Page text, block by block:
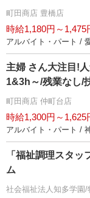
町田商店 豊橋店
時給1,180円～1,475
アルバイト・パート /
主婦 さん大注目!
1&3h～/残業なし/
町田商店 仲町台店
時給1,300円～1,625
アルバイト・パート /
「福祉調理スタ
ム
社会福祉法人知多学園